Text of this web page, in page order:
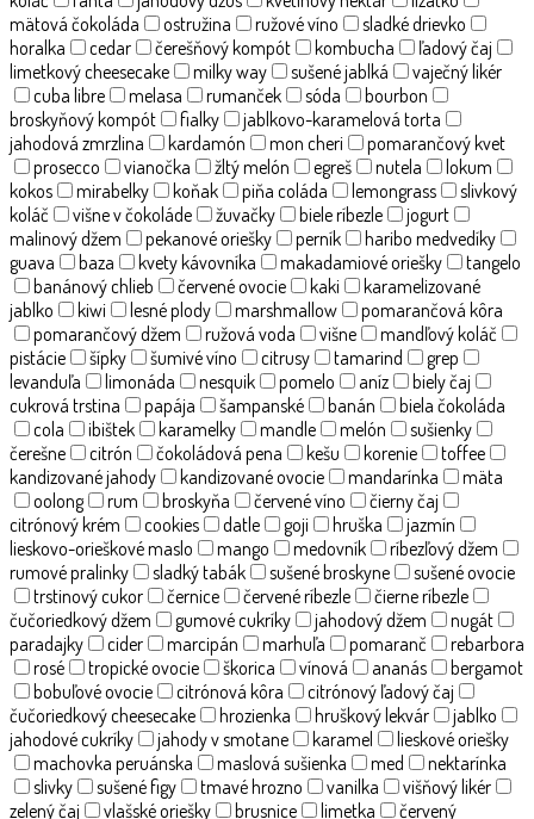
mätová čokoláda
ostružina ružové víno
sladké drievko
horalka
cedar čerešňový kompót kombucha
ľadový čaj
limetkový cheesecake
milky way sušené jablká
vaječný likér
cuba libre
melasa rumanček sóda
bourbon
broskyňový kompót
fialky
jablkovo-karamelová torta
jahodová zmrzlina
kardamón mon cheri
pomarančový kvet
prosecco
vianočka žltý melón egreš nutela
lokum
kokos
mirabelky koňak piňa coláda lemongrass
slivkový
koláč
višne v čokoláde žuvačky biele ríbezle
jogurt
malinový džem
pekanové oriešky perník
haribo medvedíky
guava
baza kvety kávovníka makadamiové oriešky
tangelo
banánový chlieb
červené ovocie kaki
karamelizované
jablko
kiwi lesné plody marshmallow
pomarančová kôra
pomarančový džem
ružová voda višne
mandľový koláč
pistácie
šípky šumivé víno citrusy tamarind
grep
levanduľa
limonáda nesquik pomelo aníz
biely čaj
cukrová trstina
papája šampanské banán
biela čokoláda
cola
ibištek karamelky mandle melón
sušienky
čerešne
citrón čokoládová pena kešu korenie
toffee
kandizované jahody
kandizované ovocie mandarínka
mäta
oolong
rum broskyňa červené víno
čierny čaj
citrónový krém
cookies datle goji hruška
jazmín
lieskovo-orieškové maslo
mango medovník
ríbezľový džem
rumové pralinky
sladký tabák sušené broskyne
sušené ovocie
trstinový cukor
černice červené ríbezle
čierne ríbezle
čučoriedkový džem
gumové cukríky jahodový džem
nugát
paradajky
cider marcipán marhuľa pomaranč
rebarbora
rosé
tropické ovocie škorica vínová ananás
bergamot
bobuľové ovocie
citrónová kôra
citrónový ľadový čaj
čučoriedkový cheesecake
hrozienka hruškový lekvár
jablko
jahodové cukríky
jahody v smotane karamel
lieskové oriešky
machovka peruánska
maslová sušienka med
nektarínka
slivky
sušené figy tmavé hrozno vanilka
višňový likér
zelený čaj
vlašské oriešky brusnice limetka
červený